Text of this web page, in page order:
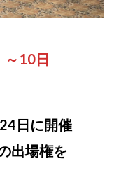
～10日
日に開催
出場権を